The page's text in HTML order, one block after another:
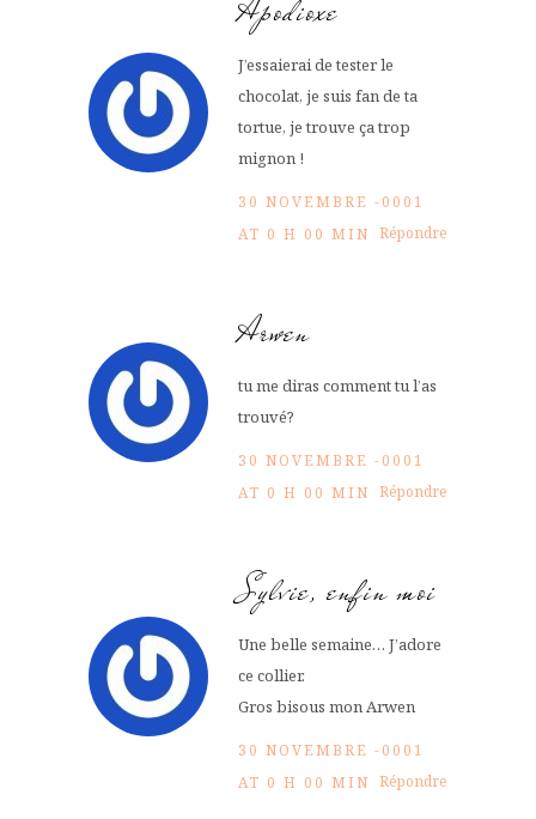
Apodioxe
J’essaierai de tester le
chocolat, je suis fan de ta
tortue, je trouve ça trop
mignon !
30 NOVEMBRE -0001
AT 0 H 00 MIN Répondre
Arwen
tu me diras comment tu l’as
trouvé?
30 NOVEMBRE -0001
AT 0 H 00 MIN Répondre
Sylvie, enfin moi
Une belle semaine… J’adore
ce collier.
Gros bisous mon Arwen
30 NOVEMBRE -0001
AT 0 H 00 MIN Répondre